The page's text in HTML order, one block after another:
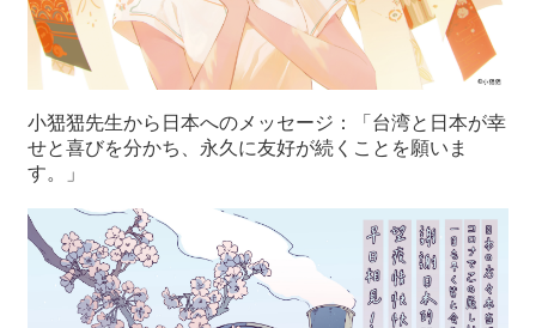
小峱峱先生から日本へのメッセージ：「台湾と日本が幸
せと喜びを分かち、永久に友好が続くことを願いま
す。」